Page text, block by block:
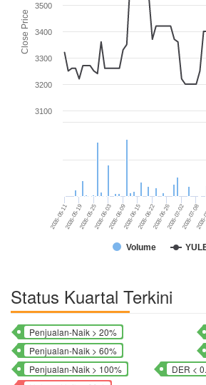
Close Price
Volume
2026-05-11 2026-06-03 2026-06-22 2026-07-08
2026-05-192026-05-25 2026-06-092026-06-15 2026-06-262026-07-02
3100
3200
3300
3400
3500
Status Kuartal Terkini
Penjualan-Naik > 20%
Penjualan-Naik > 60%
Penjualan-Naik > 100%
DER <